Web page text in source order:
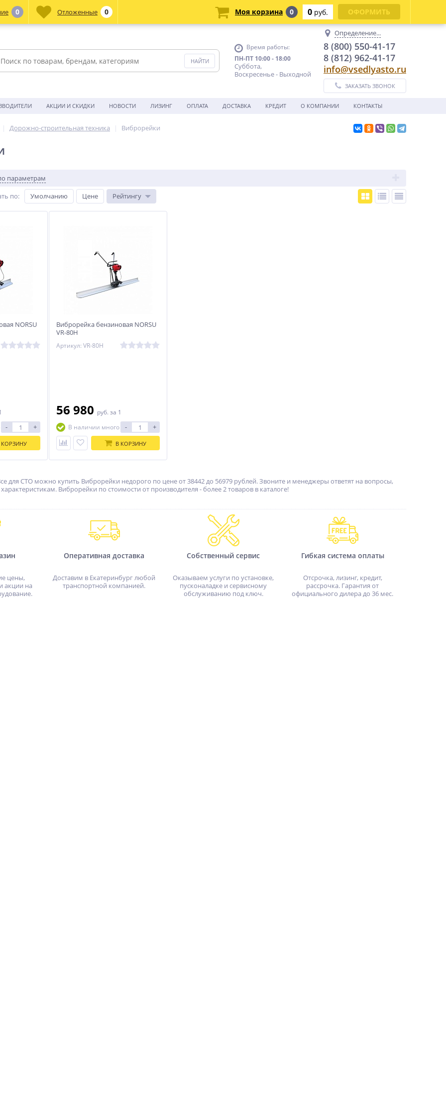
Время работы:
ПН-ПТ 10:00 - 18:00
Суббота,
Воскресенье - Выходной
Определение...
8 (800) 550-41-17
8 (812) 962-41-17
info@vsedlyasto.ru
ЗАКАЗАТЬ ЗВОНОК
АКЦИИ И СКИДКИ НОВОСТИ ЛИЗИНГ ОПЛАТА ДОСТАВКА КРЕДИТ О КОМПАНИИ КОНТАКТЫ
Дорожно-строительная техника Виброрейки
параметрам
по: Умолчанию Цене Рейтингу
NORSU
- +
КОРЗИНУ
Виброрейка бензиновая NORSU
VR-80H
Артикул: VR-80H
56 980 руб. за 1
В наличии много
- +
В КОРЗИНУ
для СТО можно купить Виброрейки недорого по цене от 38442 до 56979 рублей. Звоните и менеджеры ответят на вопросы,
Виброрейки по стоимости от производителя - более 2 товаров в каталоге!
цены,
акции на
Оперативная доставка
Доставим в Екатеринбург любой
транспортной компанией.
Собственный сервис
Оказываем услуги по установке,
пусконаладке и сервисному
обслуживанию под ключ.
Гибкая система оплаты
Отсрочка, лизинг, кредит,
рассрочка. Гарантия от
официального дилера до 36 мес.
0 Отложенные 0 Моя корзина 0 0 руб. ОФОРМИТЬ